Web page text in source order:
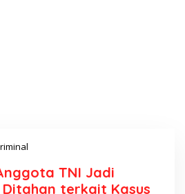
p
TNI Jadi
terkait Kasus